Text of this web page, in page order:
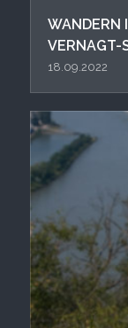
WANDERN
VERNAGT-
18.09.2022